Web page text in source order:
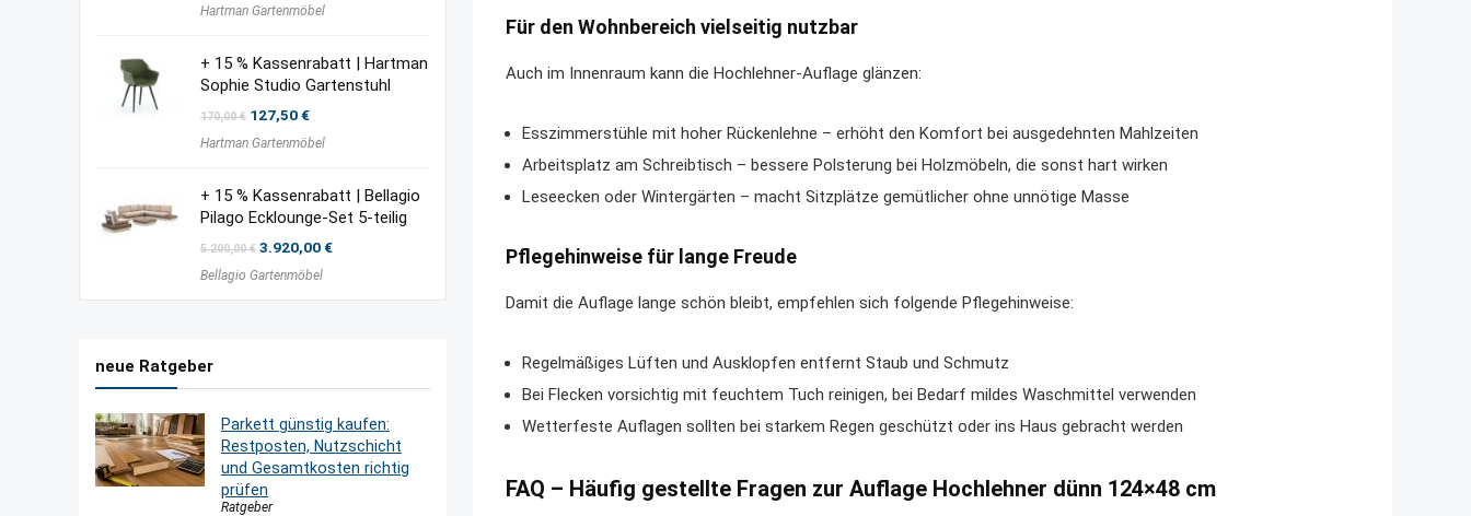
Für den Wohnbereich vielseitig nutzbar
Auch im Innenraum kann die Hochlehner-Auflage glänzen:
Esszimmerstühle mit hoher Rückenlehne – erhöht den Komfort bei ausgedehnten Mahlzeiten
Arbeitsplatz am Schreibtisch – bessere Polsterung bei Holzmöbeln, die sonst hart wirken
Leseecken oder Wintergärten – macht Sitzplätze gemütlicher ohne unnötige Masse
Pflegehinweise für lange Freude
Damit die Auflage lange schön bleibt, empfehlen sich folgende Pflegehinweise:
Regelmäßiges Lüften und Ausklopfen entfernt Staub und Schmutz
Bei Flecken vorsichtig mit feuchtem Tuch reinigen, bei Bedarf mildes Waschmittel verwenden
Wetterfeste Auflagen sollten bei starkem Regen geschützt oder ins Haus gebracht werden
FAQ – Häufig gestellte Fragen zur Auflage Hochlehner dünn 124×48 cm
war:
Hartman Gartenmöbel
+ 15 % Kassenrabatt | Hartman
Sophie Studio Gartenstuhl
170,00€ Ursprünglicher
war:
127,50€Aktueller
ist:
Hartman Gartenmöbel
+ 15 % Kassenrabatt | Bellagio
Pilago Ecklounge-Set 5-teilig
5.200,00€ Ursprünglicher
war:
3.920,00€Aktueller
Bellagio Gartenmöbel
neue Ratgeber
Parkett günstig kaufen:
Restposten, Nutzschicht
und Gesamtkosten richtig
prüfen
Ratgeber